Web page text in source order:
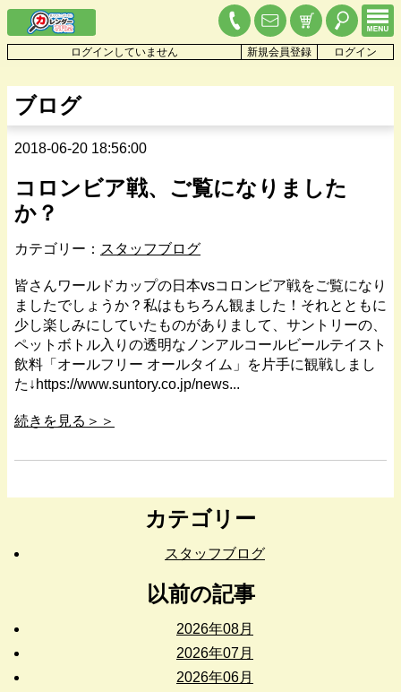
ログインしていません 新規会員登録 ログイン
ブログ
2018-06-20 18:56:00
コロンビア戦、ご覧になりました
か？
カテゴリー： スタッフブログ
皆さんワールドカップの日本vsコロンビア戦をご覧になり
ましたでしょうか？私はもちろん観ました！それとともに
少し楽しみにしていたものがありまして、サントリーの、
ペットボトル入りの透明なノンアルコールビールテイスト
飲料「オールフリー オールタイム」を片手に観戦しまし
た↓https://www.suntory.co.jp/news...
続きを見る＞＞
カテゴリー
スタッフブログ
以前の記事
2026年08月
2026年07月
2026年06月